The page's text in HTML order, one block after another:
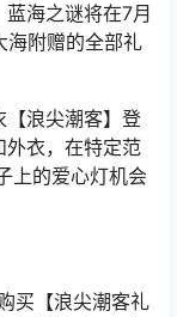
海之谜将在7月
海附赠的全部礼
【浪尖潮客】登
外衣，在特定范
上的爱心灯机会
买【浪尖潮客礼